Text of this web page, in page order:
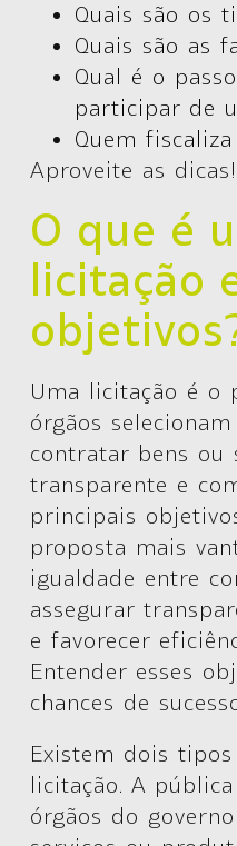
Quais são os
Quais são as
Qual é o
participar de
Quem
Aproveite as dicas!
O que é
licitação
Uma licitação é o
órgãos
contratar bens ou
transparente e
principais
proposta mais
igualdade entre
assegurar
e favorecer
Entender esses
chances de
Existem dois
licitação. A pública
órgãos do